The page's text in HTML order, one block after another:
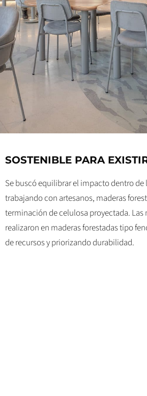
SOSTENIBLE PARA
Se buscó equilibrar el impacto dentro
trabajando con artesanos, maderas
terminación de celulosa proyectada. Las
realizaron en maderas forestadas tipo
de recursos y priorizando durabilidad.